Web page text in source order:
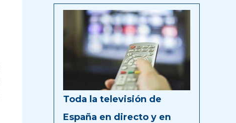
Toda la televisión de
España en directo y en